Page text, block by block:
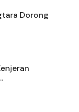
Dorong